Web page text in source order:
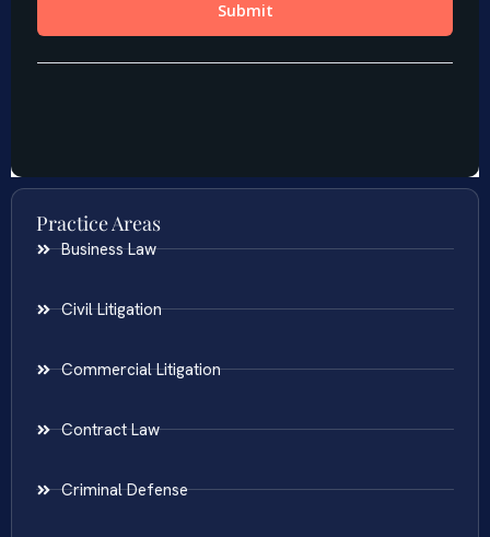
Practice Areas
Business Law
Civil Litigation
Commercial Litigation
Contract Law
Criminal Defense